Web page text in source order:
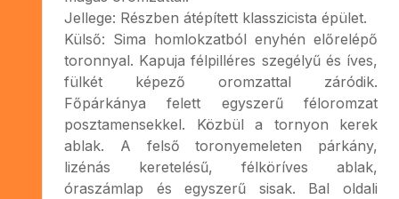
Jellege: Részben átépített klasszicista épület.
Külső: Sima homlokzatból enyhén előrelépő
toronnyal. Kapuja félpilléres szegélyű és íves,
fülkét képező oromzattal záródik.
Főpárkánya felett egyszerű féloromzat
posztamensekkel. Közbül a tornyon kerek
ablak. A felső toronyemeleten párkány,
lizénás keretelésű, félköríves ablak,
óraszámlap és egyszerű sisak. Bal oldali